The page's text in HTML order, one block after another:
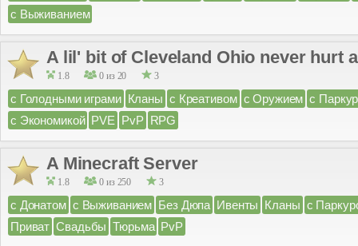
с Выживанием
A lil' bit of Cleveland Ohio never hurt
1.8 0 из 20 3
с Голодными играми Кланы с Креативом с Оружием с
с Экономикой PVE PvP RPG
A Minecraft Server
1.8 0 из 250 3
с Донатом с Выживанием Без Дюпа Ивенты Кланы с
Приват Свадьбы Тюрьма PvP